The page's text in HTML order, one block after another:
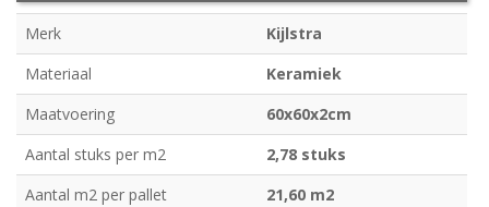
Merk
Kijlstra
Materiaal
Keramiek
Maatvoering
60x60x2cm
Aantal stuks per m2
2,78 stuks
Aantal m2 per pallet
21,60 m2